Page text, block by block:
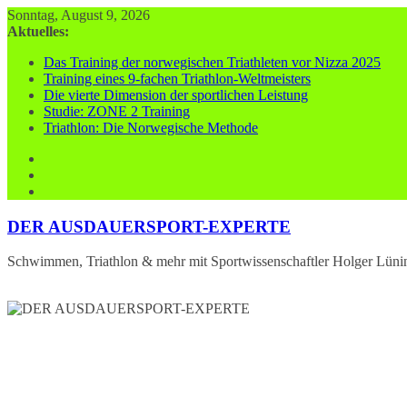
Zum
Inhalt
Sonntag, August 9, 2026
Aktuelles:
Das Training der norwegischen Triathleten vor Nizza 2025
Training eines 9-fachen Triathlon-Weltmeisters
Die vierte Dimension der sportlichen Leistung
Studie: ZONE 2 Training
Triathlon: Die Norwegische Methode
DER AUSDAUERSPORT-EXPERTE
Schwimmen, Triathlon & mehr mit Sportwissenschaftler Holger